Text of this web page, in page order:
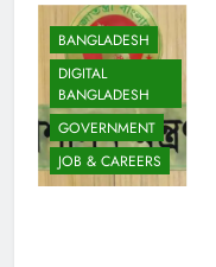
BANGLADESH
DIGITAL
BANGLADESH
GOVERNMENT
JOB & CAREERS